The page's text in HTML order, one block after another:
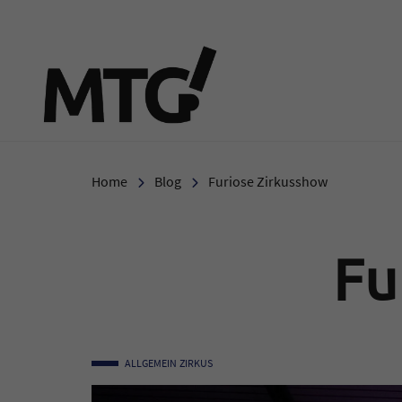
Home Blog Furiose Zirkusshow
ALLGEMEIN ZIRKUS